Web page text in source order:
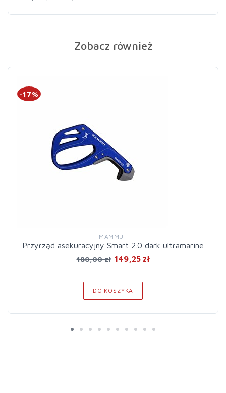
Zobacz również
-17%
MAMMUT
Przyrząd asekuracyjny Smart 2.0 dark ultramarine
180,00 zł 149,25 zł
DO KOSZYKA